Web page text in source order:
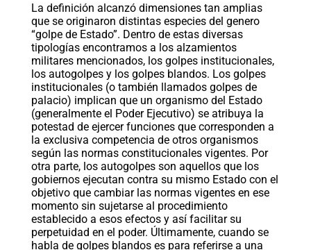
La definición alcanzó dimensiones tan amplias
que se originaron distintas especies del genero
“golpe de Estado”. Dentro de estas diversas
tipologías encontramos a los alzamientos
militares mencionados, los golpes institucionales,
los autogolpes y los golpes blandos. Los golpes
institucionales (o también llamados golpes de
palacio) implican que un organismo del Estado
(generalmente el Poder Ejecutivo) se atribuya la
potestad de ejercer funciones que corresponden a
la exclusiva competencia de otros organismos
según las normas constitucionales vigentes. Por
otra parte, los autogolpes son aquellos que los
gobiernos ejecutan contra su mismo Estado con el
objetivo que cambiar las normas vigentes en ese
momento sin sujetarse al procedimiento
establecido a esos efectos y así facilitar su
perpetuidad en el poder. Últimamente, cuando se
habla de golpes blandos es para referirse a una